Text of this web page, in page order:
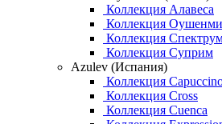
Коллекция Алавеса
Коллекция
Коллекция
Коллекция Суприм
Azulev (Испания)
Коллекция
Коллекция Cross
Коллекция Cuenca